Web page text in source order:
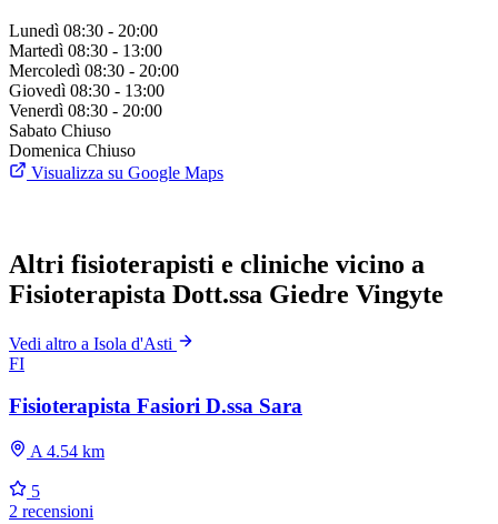
Lunedì 08:30 - 20:00
Martedì 08:30 - 13:00
Mercoledì 08:30 - 20:00
Giovedì 08:30 - 13:00
Venerdì 08:30 - 20:00
Sabato Chiuso
Domenica Chiuso
Visualizza su Google Maps
Altri fisioterapisti e cliniche vicino a
Fisioterapista Dott.ssa Giedre Vingyte
Vedi altro a Isola d'Asti
FI
Fisioterapista Fasiori D.ssa Sara
A 4.54 km
5
2 recensioni